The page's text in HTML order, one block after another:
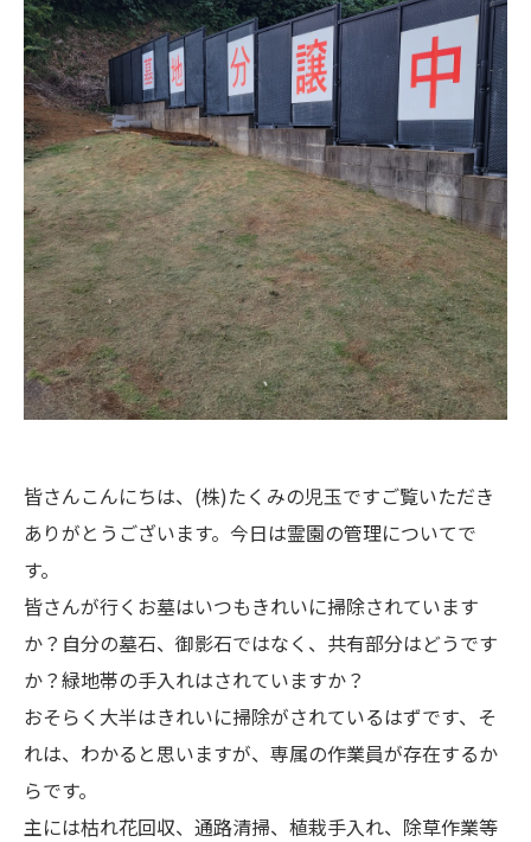
皆さんこんにちは、(株)たくみの児玉ですご覧いただき
ありがとうございます。今日は霊園の管理についてで
す。
皆さんが行くお墓はいつもきれいに掃除されています
か？自分の墓石、御影石ではなく、共有部分はどうです
か？緑地帯の手入れはされていますか？
おそらく大半はきれいに掃除がされているはずです、そ
れは、わかると思いますが、専属の作業員が存在するか
らです。
主には枯れ花回収、通路清掃、植栽手入れ、除草作業等